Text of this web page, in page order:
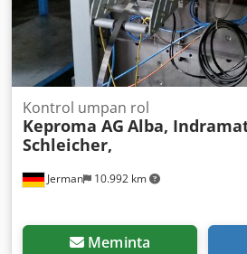
Jerman 10.992 km
Kontrol umpan rol
Keproma AG Alba,
Schleicher,
Meminta